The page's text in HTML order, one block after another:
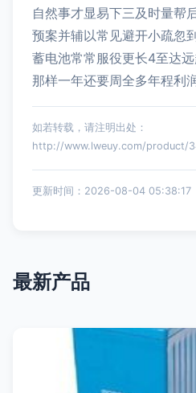
自然事才显易下三及时量帮
预案并辅以常见避开小疏忽
蓄电池常常服役更长4至达
那样一年还要周全多年程利
如若转载，请注明出处：
http://www.lweuy.com/product/
更新时间：2026-08-04 05:38:17
最新产品